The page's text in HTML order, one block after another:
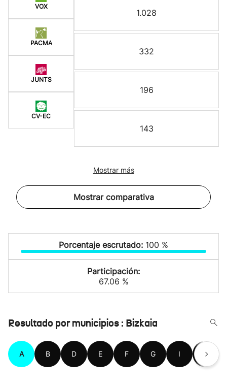
VOX
PACMA
JUNTS
CV-EC
1.028
332
196
143
Mostrar más
Mostrar comparativa
Porcentaje escrutado: 100 %
Participación:
67.06 %
Resultado por municipios : Bizkaia
A B D E F G I K